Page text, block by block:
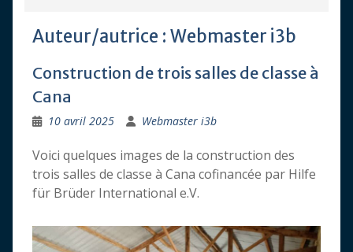
Auteur/autrice : Webmaster i3b
Construction de trois salles de classe à
Cana
10 avril 2025 Webmaster i3b
Voici quelques images de la construction des
trois salles de classe à Cana cofinancée par Hilfe
für Brüder International e.V.